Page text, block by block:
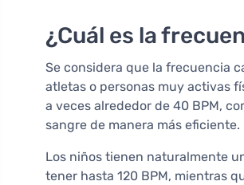
¿Cuál es la
Se considera que la frecuencia
atletas o personas muy activas
a veces alrededor de 40 BPM,
sangre de manera más eficiente.
Los niños tienen naturalmente
tener hasta 120 BPM, mientras